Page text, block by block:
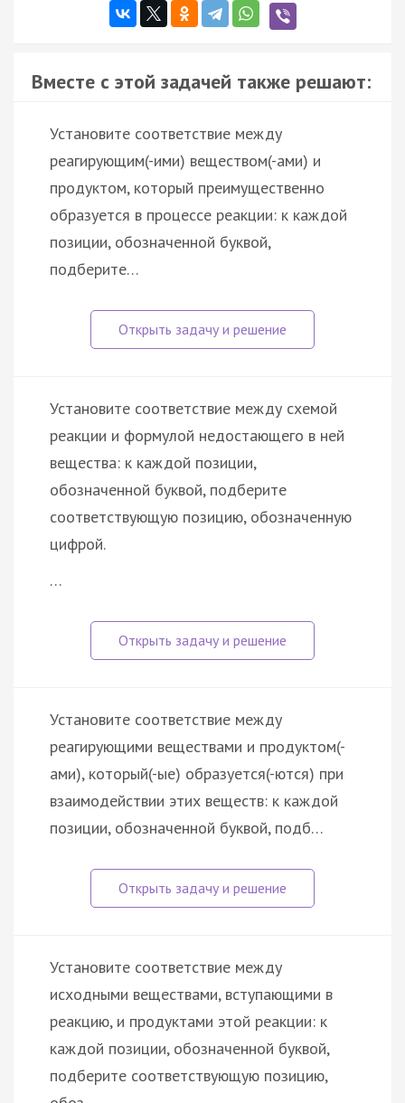
Вместе с этой задачей также решают:
Установите соответствие между
реагирующим(-ими) веществом(-ами) и
продуктом, который преимущественно
образуется в процессе реакции: к каждой
позиции, обозначенной буквой,
подберите…
Установите соответствие между схемой
реакции и формулой недостающего в ней
вещества: к каждой позиции,
обозначенной буквой, подберите
соответствующую позицию, обозначенную
цифрой.
…
Установите соответствие между
реагирующими веществами и продуктом(-
ами), который(-ые) образуется(-ются) при
взаимодействии этих веществ: к каждой
позиции, обозначенной буквой, подб…
Установите соответствие между
исходными веществами, вступающими в
реакцию, и продуктами этой реакции: к
каждой позиции, обозначенной буквой,
подберите соответствующую позицию,